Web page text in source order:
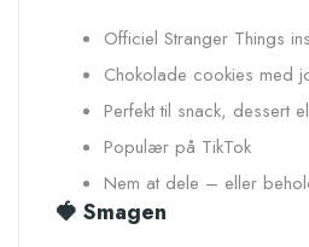
Officiel Stranger Things
Chokolade cookies med
Perfekt til snack, dessert
Populær på TikTok
Nem at dele – eller
🍓 Smagen